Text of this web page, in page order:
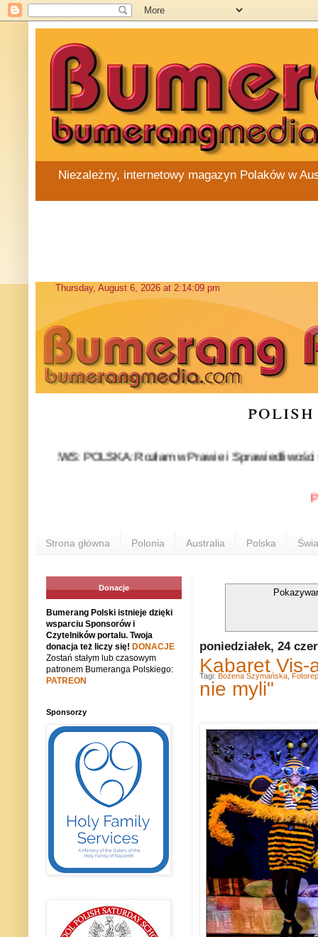
Niezależny, internetowy magazyn Polaków w
NEWS: POLSKA: Rozłam w Prawie i Sprawiedliwości stał
Strona główna Polonia Australia Polska
poniedziałek, 24
Kabaret Vis-
nie myli"
Tagi: Bożena Szymańska
Donacje
Bumerang Polski istnieje dzięki
wsparciu Sponsorów i
Czytelników portalu. Twoja
donacja też liczy się! DONACJE
Zostań stałym lub czasowym
patronem Bumeranga Polskiego:
PATREON
Sponsorzy